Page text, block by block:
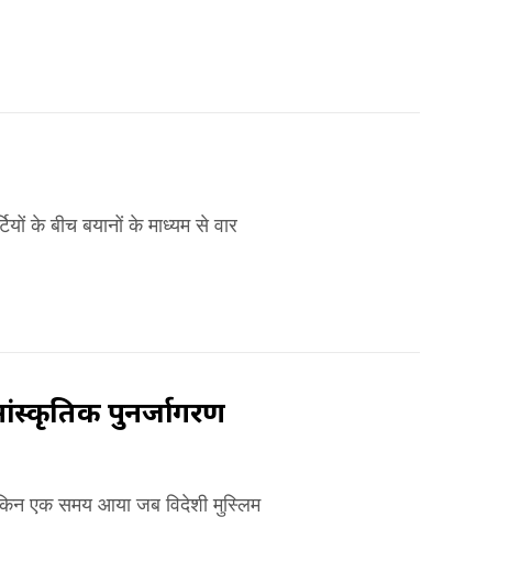
के बीच बयानों के माध्यम से वार
पुनर्जागरण
एक समय आया जब विदेशी मुस्लिम